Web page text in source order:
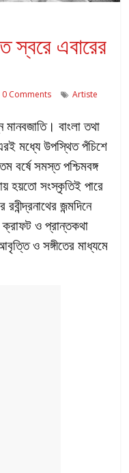
স্বরে এবারের
0 Comments Artiste
বাংলা তথা
মধ্যে উপস্থিত পঁচিশে
বর্ষে সমস্ত পশ্চিমবঙ্গ
হয়তো সংস্কৃতিই পারে
জন্মদিনে
ক্রাফট ও প্রান্তকথা
ও সঙ্গীতের মাধ্যমে